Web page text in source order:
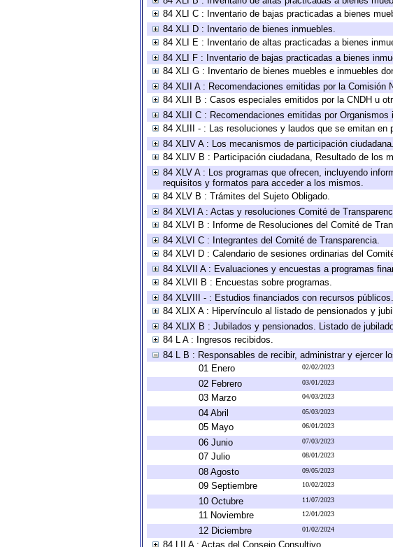
84 XLI C : Inventario de bajas practicadas a bienes
84 XLI D : Inventario de bienes inmuebles.
84 XLI E : Inventario de altas practicadas a bienes
84 XLI F : Inventario de bajas practicadas a bienes
84 XLI G : Inventario de bienes muebles e inmuebles
84 XLII A : Recomendaciones emitidas por la Comisión
84 XLII B : Casos especiales emitidos por la CNDH u
84 XLII C : Recomendaciones emitidas por Organismos
84 XLIII - : Las resoluciones y laudos que se emitan
84 XLIV A : Los mecanismos de participación ciudadana.
84 XLIV B : Participación ciudadana, Resultado de los
84 XLV A : Los programas que ofrecen, incluyendo
requisitos y formatos para acceder a los mismos.
84 XLV B : Trámites del Sujeto Obligado.
84 XLVI A : Actas y resoluciones Comité de
84 XLVI B : Informe de Resoluciones del Comité de
84 XLVI C : Integrantes del Comité de Transparencia.
84 XLVI D : Calendario de sesiones ordinarias del
84 XLVII A : Evaluaciones y encuestas a programas
84 XLVII B : Encuestas sobre programas.
84 XLVIII - : Estudios financiados con recursos públicos.
84 XLIX A : Hipervínculo al listado de pensionados y
84 XLIX B : Jubilados y pensionados. Listado de
84 L A : Ingresos recibidos.
84 L B : Responsables de recibir, administrar y ejercer
01 Enero
02/02/2023
02 Febrero 03/01/2023
03 Marzo 04/03/2023
04 Abril 05/03/2023
05 Mayo 06/01/2023
06 Junio 07/03/2023
07 Julio 08/01/2023
08 Agosto 09/05/2023
09 Septiembre 10/02/2023
10 Octubre 11/07/2023
11 Noviembre 12/01/2023
12 Diciembre 01/02/2024
84 LII A : Actas del Consejo Consultivo.